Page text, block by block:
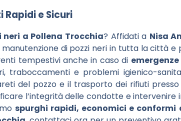
Rapidi e Sicuri
neri a Pollena Trocchia? Affidati a Nisa
di pozzi neri in tutta la città e
tempestivi anche in caso di emergenze
traboccamenti e problemi igienico-
del pozzo e il trasporto dei rifiuti
l’integrità delle condotte e intervenire
spurghi rapidi, economici e